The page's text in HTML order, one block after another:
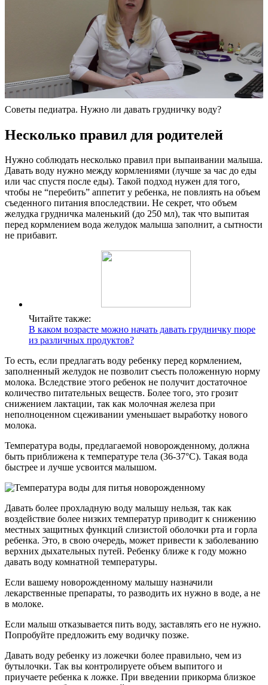
Советы педиатра. Нужно ли давать грудничку воду?
Несколько правил для родителей
Нужно соблюдать несколько правил при выпаивании малыша.
Давать воду нужно между кормлениями (лучше за час до еды
или час спустя после еды). Такой подход нужен для того,
чтобы не “перебить” аппетит у ребенка, не повлиять на объем
съеденного питания впоследствии. Не секрет, что объем
желудка грудничка маленький (до 250 мл), так что выпитая
перед кормлением вода желудок малыша заполнит, а сытности
не прибавит.
Читайте также:
В каком возрасте можно начать давать грудничку пюре
из различных продуктов?
То есть, если предлагать воду ребенку перед кормлением,
заполненный желудок не позволит съесть положенную норму
молока. Вследствие этого ребенок не получит достаточное
количество питательных веществ. Более того, это грозит
снижением лактации, так как молочная железа при
неполноценном сцеживании уменьшает выработку нового
молока.
Температура воды, предлагаемой новорожденному, должна
быть приближена к температуре тела (36-37°С). Такая вода
быстрее и лучше усвоится малышом.
Давать более прохладную воду малышу нельзя, так как
воздействие более низких температур приводит к снижению
местных защитных функций слизистой оболочки рта и горла
ребенка. Это, в свою очередь, может привести к заболеванию
верхних дыхательных путей. Ребенку ближе к году можно
давать воду комнатной температуры.
Если вашему новорожденному малышу назначили
лекарственные препараты, то разводить их нужно в воде, а не
в молоке.
Если малыш отказывается пить воду, заставлять его не нужно.
Попробуйте предложить ему водичку позже.
Давать воду ребенку из ложечки более правильно, чем из
бутылочки. Так вы контролируете объем выпитого и
приучаете ребенка к ложке. При введении прикорма близкое